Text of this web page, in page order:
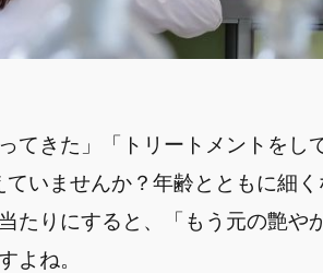
てきた」「トリートメントをし
いませんか？年齢とともに細
たりにすると、「もう元の艶や
よね。